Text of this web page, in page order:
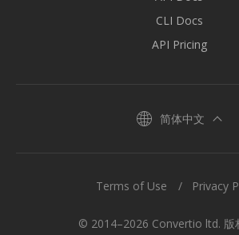
CLI Docs
API Pricing
简体中文
© 2014–2026 Convertio ltd. 版
Terms of Use Privacy